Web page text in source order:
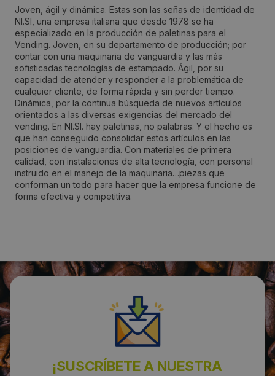
Joven, ágil y dinámica. Estas son las señas de identidad de
NI.SI, una empresa italiana que desde 1978 se ha
especializado en la producción de paletinas para el
Vending. Joven, en su departamento de producción; por
contar con una maquinaria de vanguardia y las más
sofisticadas tecnologías de estampado. Ágil, por su
capacidad de atender y responder a la problemática de
cualquier cliente, de forma rápida y sin perder tiempo.
Dinámica, por la continua búsqueda de nuevos artículos
orientados a las diversas exigencias del mercado del
vending. En NI.SI. hay paletinas, no palabras. Y el hecho es
que han conseguido consolidar estos artículos en las
posiciones de vanguardia. Con materiales de primera
calidad, con instalaciones de alta tecnología, con personal
instruido en el manejo de la maquinaria…piezas que
conforman un todo para hacer que la empresa funcione de
forma efectiva y competitiva.
Persona de contacto:
Felice Milani
Dirección:
Via dell´Artigianato 12
Localidad:
Villa Guardia
Código Postal:
22079
País:
¡SUSCRÍBETE A NUESTRA